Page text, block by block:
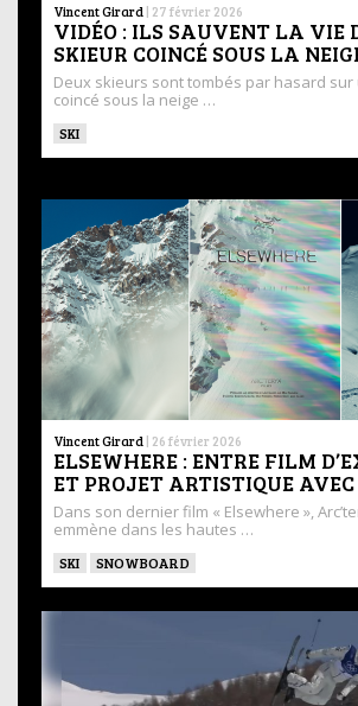
Vincent Girard | 27 février 2026
VIDÉO : ILS SAUVENT LA VIE
SKIEUR COINCÉ SOUS LA
Deux skieurs sont tombés par hasard
coincé sous la neige …
SKI
Vincent Girard | 26 février 2026
ELSEWHERE : ENTRE FILM
ET PROJET ARTISTIQUE
Dans son dernier film « Elsewhere »,
emmène dans les hautes …
SKI SNOWBOARD